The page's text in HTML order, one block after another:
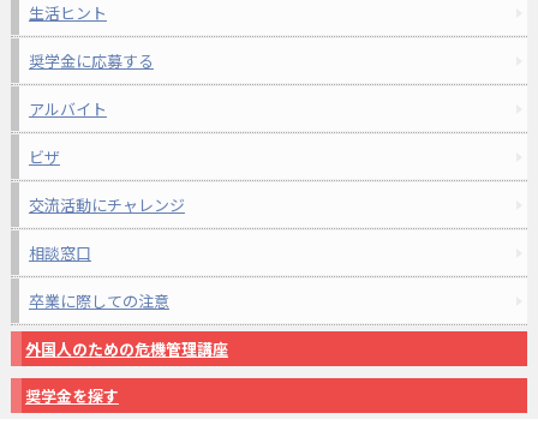
生活ヒント
奨学金に応募する
アルバイト
ビザ
交流活動にチャレンジ
相談窓口
卒業に際しての注意
外国人のための危機管理講座
奨学金を探す